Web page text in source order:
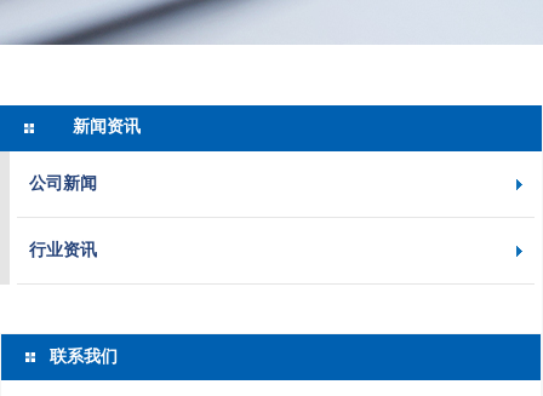
新闻资讯
公司新闻
行业资讯
联系我们